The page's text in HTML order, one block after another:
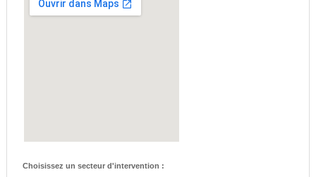
Choisissez un secteur d'intervention :